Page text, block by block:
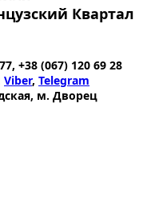
Квартал
+38 (067) 120 69 28
Viber, Telegram
м. Дворец